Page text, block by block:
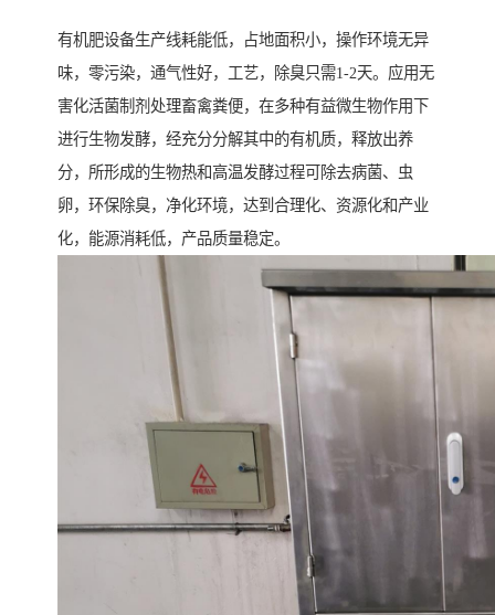
有机肥设备生产线耗能低，占地面积小，操作环境无异
味，零污染，通气性好，工艺，除臭只需1-2天。应用无
害化活菌制剂处理畜禽粪便，在多种有益微生物作用下
进行生物发酵，经充分分解其中的有机质，释放出养
分，所形成的生物热和高温发酵过程可除去病菌、虫
卵，环保除臭，净化环境，达到合理化、资源化和产业
化，能源消耗低，产品质量稳定。